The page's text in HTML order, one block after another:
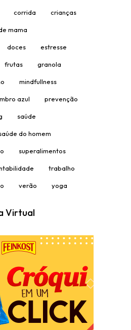
corrida crianças
mama
doces estresse
frutas granola
mindfullness
azul prevenção
saúde
do homem
superalimentos
trabalho
verão yoga
Virtual